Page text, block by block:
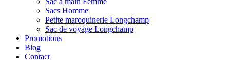
Sacs Homme
Petite maroquinerie Longchamp
Sac de voyage Longchamp
Promotions
Blog
Contact